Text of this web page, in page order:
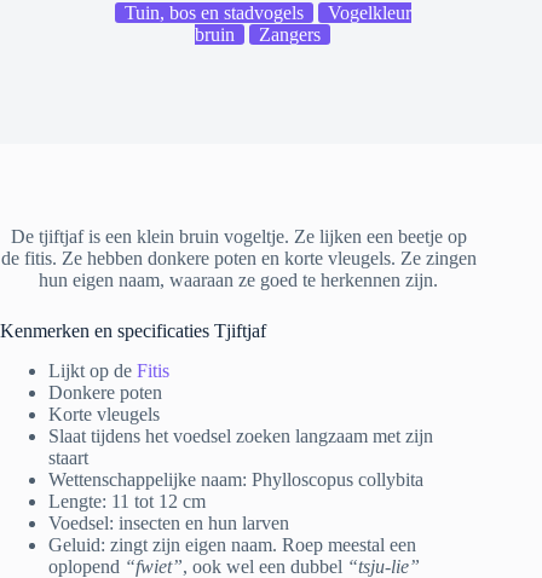
Tuin, bos en stadvogels
Vogelkleur
bruin
Zangers
De tjiftjaf is een klein bruin vogeltje. Ze lijken een beetje op
de fitis. Ze hebben donkere poten en korte vleugels. Ze zingen
hun eigen naam, waaraan ze goed te herkennen zijn.
Kenmerken en specificaties Tjiftjaf
Lijkt op de Fitis
Donkere poten
Korte vleugels
Slaat tijdens het voedsel zoeken langzaam met zijn
staart
Wettenschappelijke naam: Phylloscopus collybita
Lengte: 11 tot 12 cm
Voedsel: insecten en hun larven
Geluid: zingt zijn eigen naam. Roep meestal een
oplopend “fwiet”, ook wel een dubbel “tsju-lie”